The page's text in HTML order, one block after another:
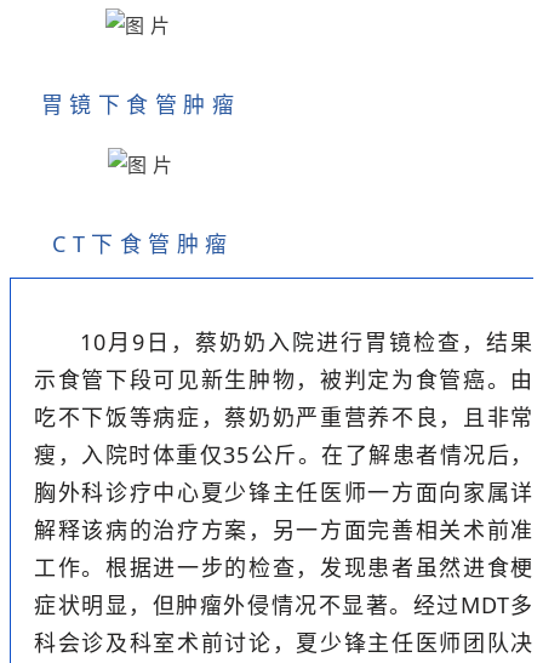
胃镜下食管肿瘤
CT下食管肿瘤
10月9日，蔡奶奶入院进行胃镜检查，结果
示食管下段可见新生肿物，被判定为食管癌。由
吃不下饭等病症，蔡奶奶严重营养不良，且非常
瘦，入院时体重仅35公斤。在了解患者情况后，
胸外科诊疗中心夏少锋主任医师一方面向家属详
解释该病的治疗方案，另一方面完善相关术前准
工作。 根据进一步的检查 ，发现患者虽然进食梗
症状明显，但肿瘤外侵情况不显著。经过MDT多
科会诊及科室术前讨论，夏少锋主任医师团队决